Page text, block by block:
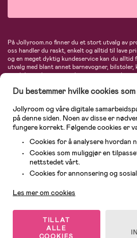
På Jollyroom.no finner du et stort utvalg av
oss handler du raskt, enkelt og alltid til lave
og en meget dyktig kundeservice kan du
utvalg med blant annet barnevogner,
produkter til mor, mengder av inspirerende
Maxi-Cosi, Baby Jogger, BabyBjörn,
største nettbutikk for barn og baby!
Du bestemmer hvilke cookies
Jollyroom og våre digitale
på denne siden. Noen av disse er
fungere korrekt. Følgende cookies er
Cookies for å analysere hvordan
Cookies som muliggjør en
nettstedet vårt.
Cookies for annonsering og
Les mer om cookies
TILLAT
ALLE